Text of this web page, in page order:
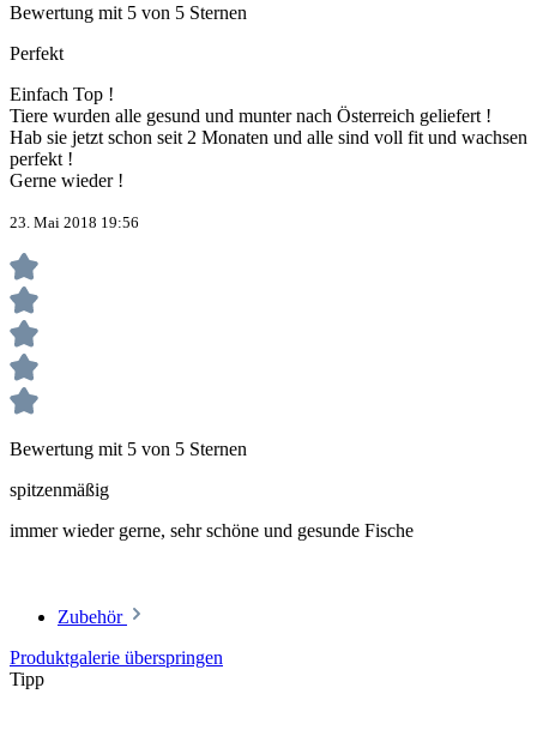
Bewertung mit 5 von 5 Sternen
Perfekt
Einfach Top !
Tiere wurden alle gesund und munter nach Österreich geliefert !
Hab sie jetzt schon seit 2 Monaten und alle sind voll fit und wachsen
perfekt !
Gerne wieder !
23. Mai 2018 19:56
Bewertung mit 5 von 5 Sternen
spitzenmäßig
immer wieder gerne, sehr schöne und gesunde Fische
Zubehör
Produktgalerie überspringen
Tipp